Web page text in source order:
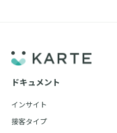
ドキュメント
インサイト
接客タイプ